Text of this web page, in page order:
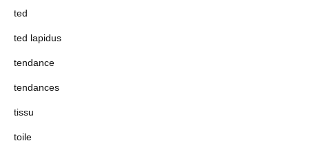
ted
ted lapidus
tendance
tendances
tissu
toile